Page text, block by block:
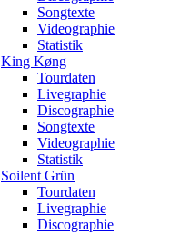
Songtexte
Videographie
Statistik
King Køng
Tourdaten
Livegraphie
Discographie
Songtexte
Videographie
Statistik
Soilent Grün
Tourdaten
Livegraphie
Discographie